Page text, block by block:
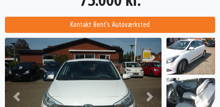
Kontakt Bent's Autoværksted